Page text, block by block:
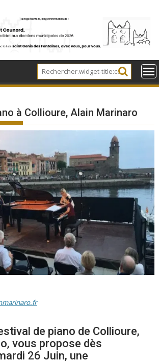
à Collioure, Alain Marinaro
de piano de Collioure,
vous propose dès
26 Juin, une